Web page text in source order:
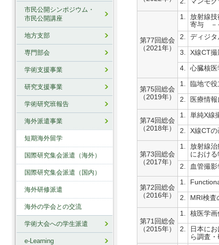
第77回総会
（2021年）
1.
放射線
寄与 －
2.
ディジ
3. X線CT
4. 心臓核
第75回総会
（2019年）
1. 臨地で
2. 医療情
第74回総会
（2018年）
1. 単純X線
2. X線CT
第73回総会
（2017年）
1.
放射線
におけ
2.
血管撮
第72回総会
（2016年）
1.
2. MRI検査
第71回総会
（2015年）
1. 核医学
2.
日本に
ら調査
市民公開シンポジウム・
市民公開講座
地方支部
専門部会
学術支援事業
研究支援事業
学術研究班報告
海外派遣事業
短期海外留学
国際研究集会派遣（海外）
国際研究集会派遣（国内）
海外研修派遣
海外の学会との交流
学術大会への学生派遣
e-Learning